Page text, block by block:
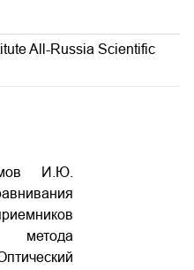
All-Russia Scientific
И.Ю.
метода